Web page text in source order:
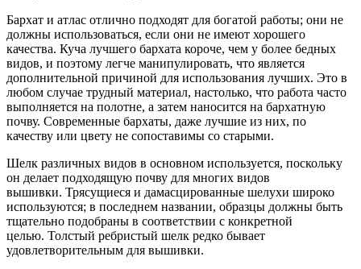
Бархат и атлас отлично подходят для богатой работы; они не
должны использоваться, если они не имеют хорошего
качества. Куча лучшего бархата короче, чем у более бедных
видов, и поэтому легче манипулировать, что является
дополнительной причиной для использования лучших. Это в
любом случае трудный материал, настолько, что работа часто
выполняется на полотне, а затем наносится на бархатную
почву. Современные бархаты, даже лучшие из них, по
качеству или цвету не сопоставимы со старыми.
Шелк различных видов в основном используется, поскольку
он делает подходящую почву для многих видов
вышивки. Трясущиеся и дамасцированные шелухи широко
используются; в последнем названии, образцы должны быть
тщательно подобраны в соответствии с конкретной
целью. Толстый ребристый шелк редко бывает
удовлетворительным для вышивки.